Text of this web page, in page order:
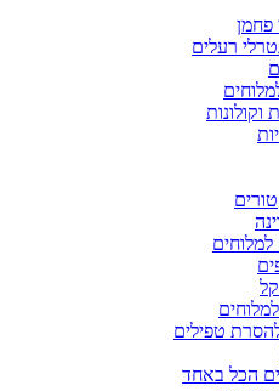
פחמן
רעלים
למלוחים
טפילים
הכל באחד